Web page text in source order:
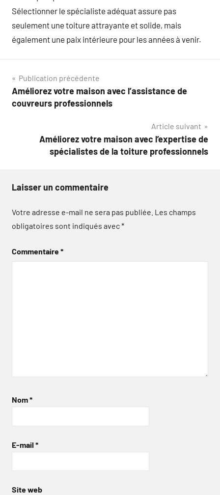
Sélectionner le spécialiste adéquat assure pas
seulement une toiture attrayante et solide, mais
également une paix intérieure pour les années à venir.
Navigation
de
Publication précédente
Améliorez votre maison avec l’assistance de
couvreurs professionnels
Article suivant
Améliorez votre maison avec l’expertise de
spécialistes de la toiture professionnels
Laisser un commentaire
Votre adresse e-mail ne sera pas publiée. Les champs
obligatoires sont indiqués avec*
Commentaire*
Nom*
E-mail *
Site web